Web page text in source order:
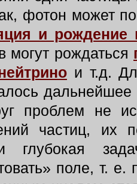
фотон может
и рождение
могут рождаться
и т.д.
дальнейшее
проблем не
частиц, их
глубокая
поле, т.